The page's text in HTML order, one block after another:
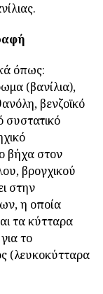
όπως:
(βανίλια),
βενζοϊκό
συστατικό
βήχα στον
βρογχικού
στην
η οποία
τα κύτταρα
το
(λευκοκύτταρα